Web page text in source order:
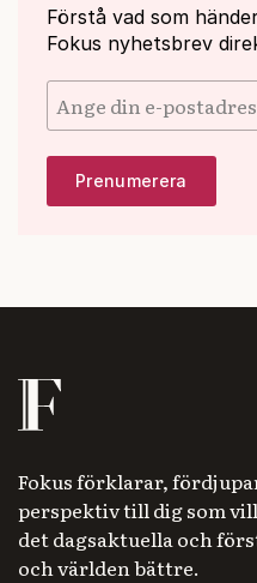
Förstå vad som
Fokus nyhetsbrev
Fokus förklarar,
perspektiv till dig som
det dagsaktuella och
och världen bättre.